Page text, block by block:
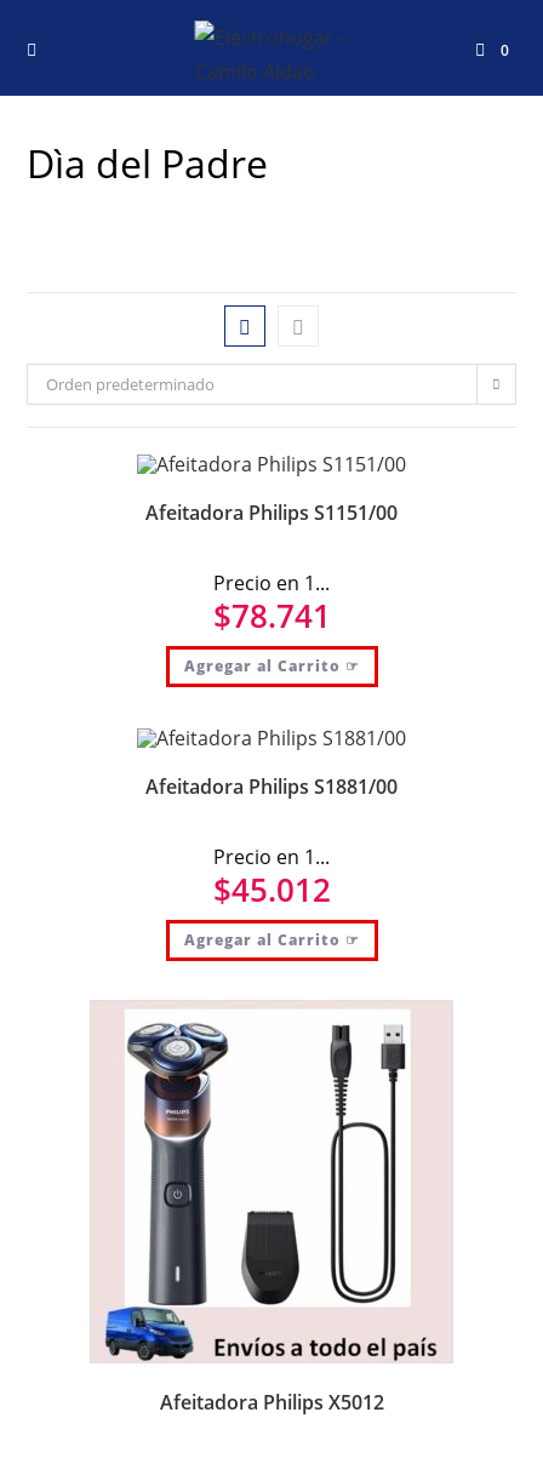
0
Dìa del Padre
Orden predeterminado
Afeitadora Philips S1151/00
Precio en 1...
$78.741
Agregar al Carrito ☞
Afeitadora Philips S1881/00
Precio en 1...
$45.012
Agregar al Carrito ☞
Afeitadora Philips X5012